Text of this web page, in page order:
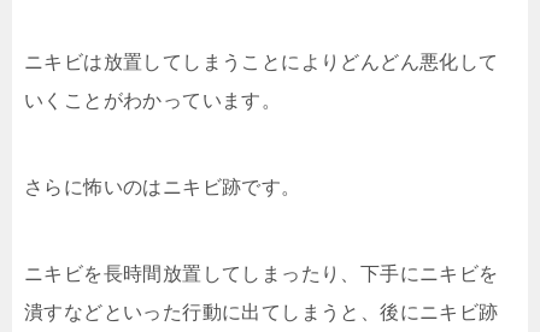
ニキビは放置してしまうことによりどんどん悪化して
いくことがわかっています。
さらに怖いのはニキビ跡です。
ニキビを長時間放置してしまったり、下手にニキビを
潰すなどといった行動に出てしまうと、後にニキビ跡